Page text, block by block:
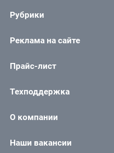
Рубрики
Реклама на сайте
Прайс-лист
Техподдержка
О компании
Наши вакансии